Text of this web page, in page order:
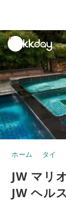
unread
notifications
ホーム タイ
JW マリ
JW ヘル